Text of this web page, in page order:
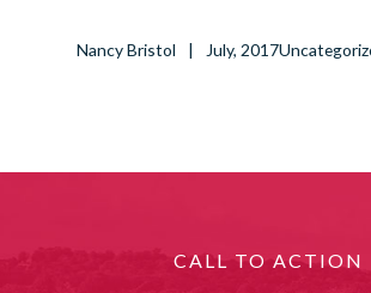
Nancy Bristol July, 2017
CALL TO ACTION